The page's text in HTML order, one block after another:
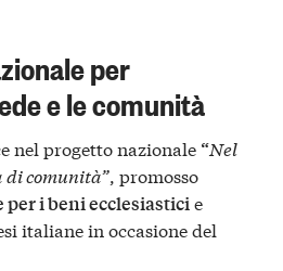
per
e le comunità
nel progetto nazionale “Nel
di comunità”, promosso
per i beni ecclesiasticie
italiane in occasione del